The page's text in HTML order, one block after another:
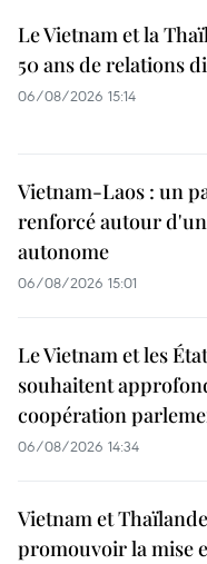
Le Vietnam et la
50 ans de relations
06/08/2026 15:14
Vietnam-Laos : un
renforcé autour
autonome
06/08/2026 15:01
Le Vietnam et les
souhaitent
coopération
06/08/2026 14:34
Vietnam et
promouvoir la mise